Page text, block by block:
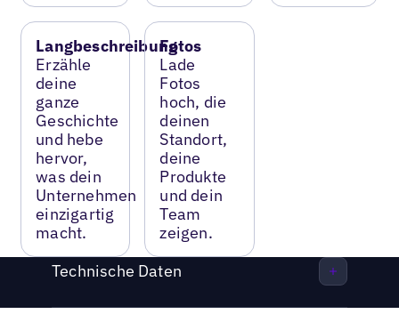
Langbeschreibung
Erzähle
deine
ganze
Geschichte
und hebe
hervor,
was dein
Unternehmen
einzigartig
macht.
Fotos
Lade
Fotos
hoch, die
deinen
Standort,
deine
Produkte
und dein
Team
zeigen.
Technische Daten